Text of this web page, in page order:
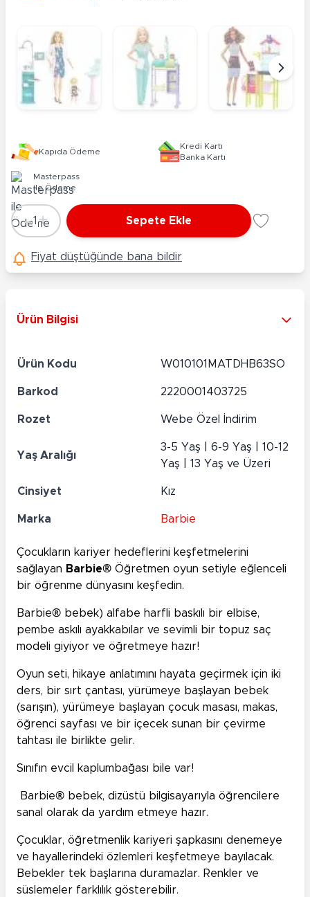
Kapıda Ödeme
Kredi Kartı
Banka Kartı
Masterpass
ile Ödeme
Adet
-1 + Sepete Ekle
Fiyat düştüğünde bana bildir
Ürün Bilgisi
Ürün Kodu W010101MATDHB63SO
Barkod 2220001403725
Rozet Webe Özel İndirim
Yaş Aralığı
3-5 Yaş | 6-9 Yaş | 10-12
Yaş | 13 Yaş ve Üzeri
Cinsiyet Kız
Marka Barbie
Çocukların kariyer hedeflerini keşfetmelerini
sağlayan Barbie® Öğretmen oyun setiyle eğlenceli
bir öğrenme dünyasını keşfedin.
Barbie® bebek) alfabe harfli baskılı bir elbise,
pembe askılı ayakkabılar ve sevimli bir topuz saç
modeli giyiyor ve öğretmeye hazır!
Oyun seti, hikaye anlatımını hayata geçirmek için iki
ders, bir sırt çantası, yürümeye başlayan bebek
(sarışın), yürümeye başlayan çocuk masası, makas,
öğrenci sayfası ve bir içecek sunan bir çevirme
tahtası ile birlikte gelir.
Sınıfın evcil kaplumbağası bile var!
Barbie® bebek, dizüstü bilgisayarıyla öğrencilere
sanal olarak da yardım etmeye hazır.
Çocuklar, öğretmenlik kariyeri şapkasını denemeye
ve hayallerindeki özlemleri keşfetmeye bayılacak.
Bebekler tek başlarına duramazlar. Renkler ve
süslemeler farklılık gösterebilir.